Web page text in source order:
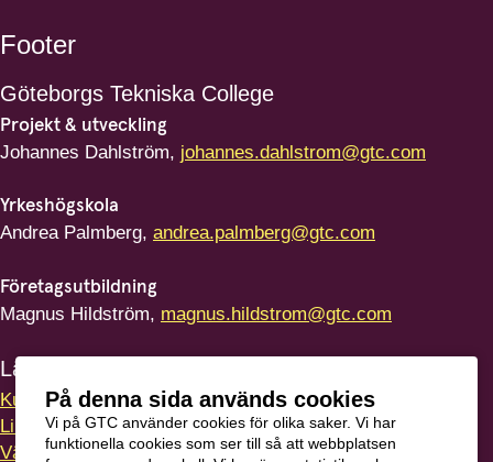
På denna sida används cookies
Vi på GTC använder cookies för olika saker. Vi har
funktionella cookies som ser till så att webbplatsen
Footer
Göteborgs Tekniska College
Projekt & utveckling
Johannes Dahlström, johannes.dahlstrom@gtc.com
Yrkeshögskola
Andrea Palmberg, andrea.palmberg@gtc.com
Företagsutbildning
Magnus Hildström, magnus.hildstrom@gtc.com
Länkar
Kursvärdering
LinkedIn
Vägbeskrivning